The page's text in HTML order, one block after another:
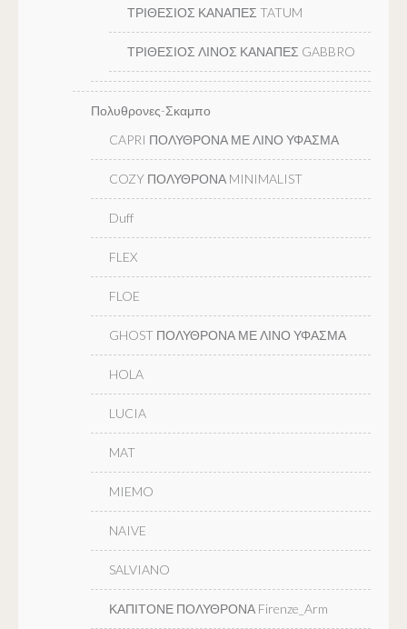
ΤΡΙΘΕΣΙΟΣ ΚΑΝΑΠΕΣ TATUM
ΤΡΙΘΕΣΙΟΣ ΛΙΝΟΣ ΚΑΝΑΠΕΣ GABBRO
Πολυθρονες-Σκαμπο
CAPRI ΠΟΛΥΘΡΟΝΑ ΜΕ ΛΙΝΟ ΥΦΑΣΜΑ
COZY ΠΟΛΥΘΡΟΝΑ MINIMALIST
Duff
FLEX
FLOE
GHOST ΠΟΛΥΘΡΟΝΑ ΜΕ ΛΙΝΟ ΥΦΑΣΜΑ
HOLA
LUCIA
MAT
MIEMO
NAIVE
SALVIANO
ΚΑΠΙΤΟΝΕ ΠΟΛΥΘΡΟΝΑ Firenze_Arm